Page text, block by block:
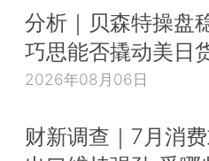
分析｜贝森特操盘
巧思能否撬动美日
2026年08月06日
财新调查｜7月消费